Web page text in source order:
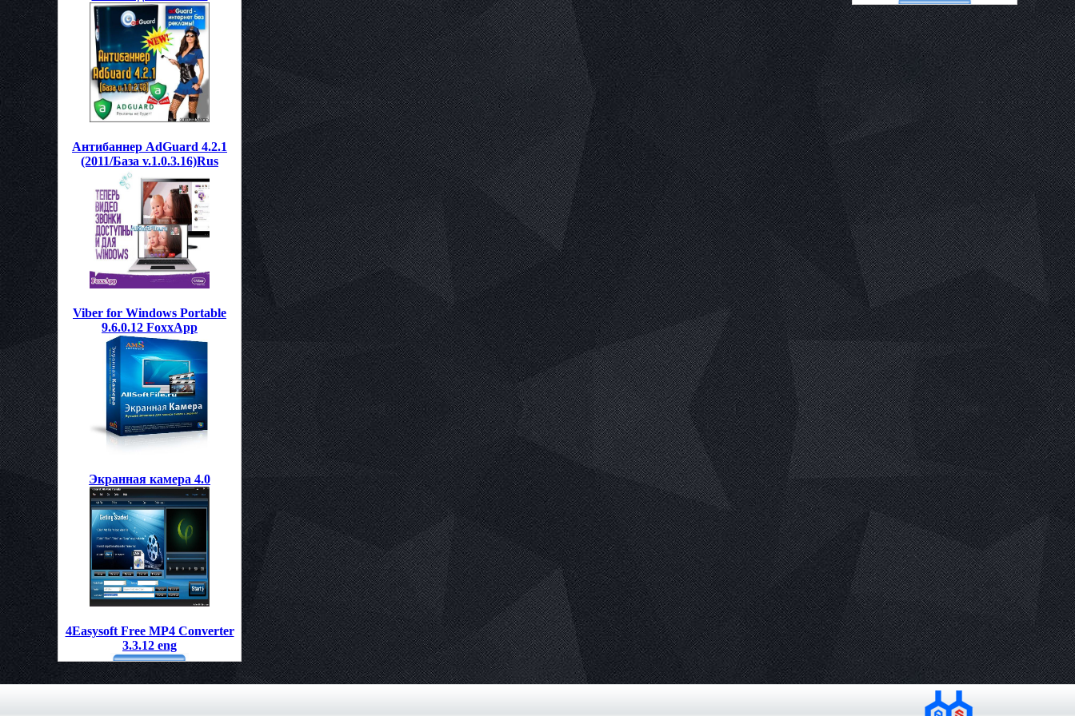
Антибаннер AdGuard 4.2.1
(2011/База v.1.0.3.16)Rus
Viber for Windows Portable
9.6.0.12 FoxxApp
Экранная камера 4.0
4Easysoft Free MP4 Converter
3.3.12 eng